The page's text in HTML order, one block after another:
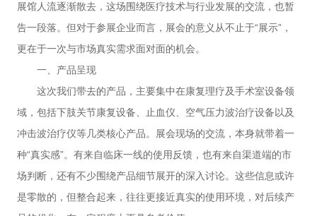
展馆人流逐渐散去，这场围绕医疗技术与行业发展的交流，也暂
告一段落。但对于参展企业而言，展会的意义从不止于“展示”，
更在于一次与市场真实需求面对面的机会。
一、产品呈现
这次我们带去的产品，主要集中在康复理疗及手术室设备领
域，包括下肢关节康复设备、止血仪、空气压力波治疗设备以及
冲击波治疗仪等几类核心产品。展会现场的交流，本身就带着一
种“真实感”。有来自临床一线的使用反馈，也有来自渠道端的市
场判断，还有不少围绕产品细节展开的深入讨论。这些信息或许
是零散的，但整合起来，往往更接近真实的使用环境，对后续产